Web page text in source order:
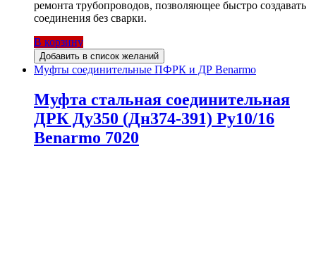
ремонта трубопроводов, позволяющее быстро создавать
соединения без сварки.
В корзину
Добавить в список желаний
Муфты соединительные ПФРК и ДР Benarmo
Муфта стальная соединительная
ДРК Ду350 (Дн374-391) Ру10/16
Benarmo 7020